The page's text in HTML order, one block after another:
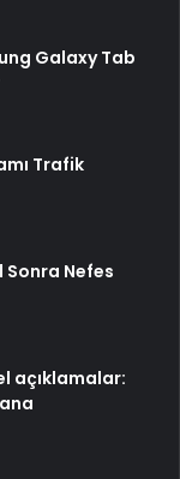
Galaxy Tab
Trafik
Sonra Nefes
açıklamalar: